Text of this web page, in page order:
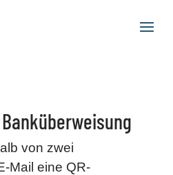
von zwei
Mail eine QR-